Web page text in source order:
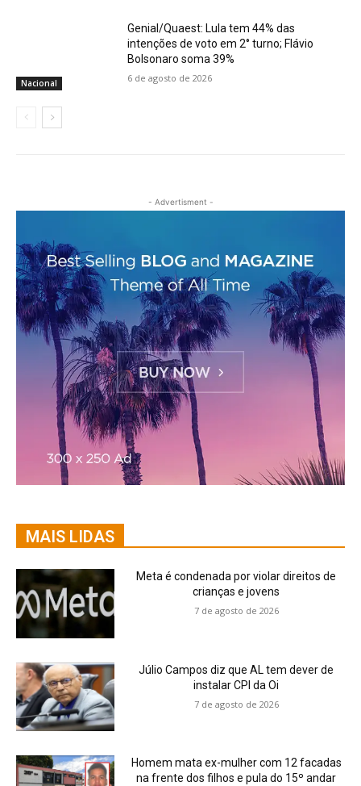
Nacional
Genial/Quaest: Lula tem 44% das
intenções de voto em 2° turno; Flávio
Bolsonaro soma 39%
6 de agosto de 2026
- Advertisment -
MAIS LIDAS
Meta é condenada por violar direitos de
crianças e jovens
7 de agosto de 2026
Júlio Campos diz que AL tem dever de
instalar CPI da Oi
7 de agosto de 2026
Homem mata ex-mulher com 12 facadas
na frente dos filhos e pula do 15º andar